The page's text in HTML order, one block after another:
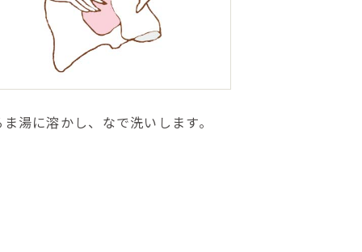
湯に溶かし、なで洗いします。